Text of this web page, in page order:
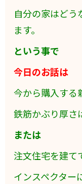
自分の家はどう
ます。
という事で
今日のお話は
今から購入する
鉄筋かぶり厚さ
または
注文住宅を建て
インスペクター